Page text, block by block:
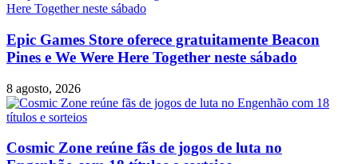
Epic Games Store oferece gratuitamente Beacon
Pines e We Were Here Together neste sábado
8 agosto, 2026
Cosmic Zone reúne fãs de jogos de luta no